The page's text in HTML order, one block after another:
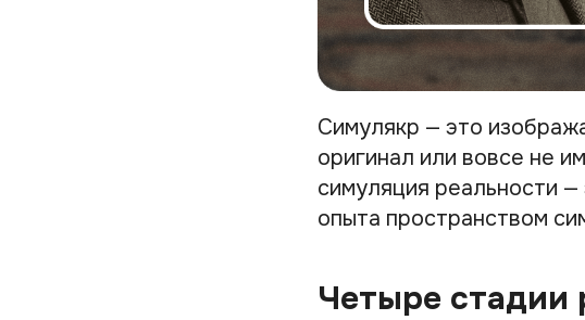
Симулякр — это
оригинал или вовсе не
симуляция реальности
опыта пространством
Четыре стадии